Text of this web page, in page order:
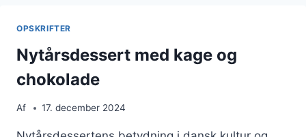
OPSKRIFTER
Nytårsdessert med kage og
chokolade
Af 17. december 2024